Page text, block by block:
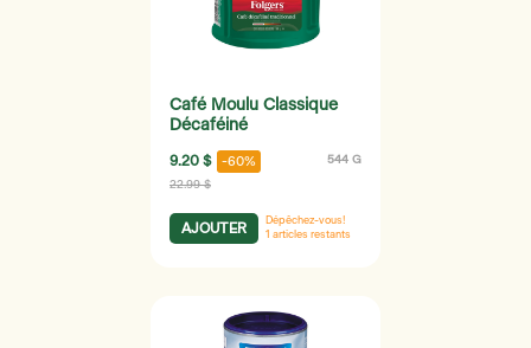
Café Moulu Classique
Décaféiné
9.20 $ -60% 544 G
22.99 $
AJOUTER
Dépêchez-vous!
1 articles restants